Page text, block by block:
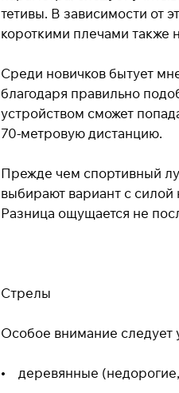
тетивы. В зависимости от
короткими плечами также
Среди новичков бытует
благодаря правильно
устройством сможет
70-метровую дистанцию.
Прежде чем спортивный
выбирают вариант с
Разница ощущается не
Стрелы
Особое внимание следует
• деревянные